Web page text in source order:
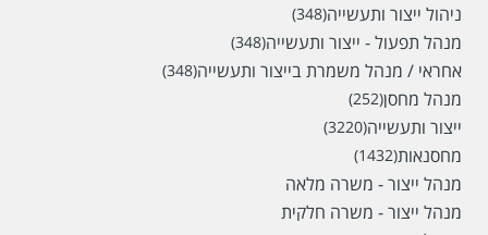
ניהול ייצור ותעשייה(348)
מנהל תפעול - ייצור ותעשייה(348)
אחראי / מנהל משמרת בייצור ותעשייה(348)
מנהל מחסן(252)
ייצור ותעשייה(3220)
מחסנאות(1432)
מנהל ייצור - משרה מלאה
מנהל ייצור - משרה חלקית